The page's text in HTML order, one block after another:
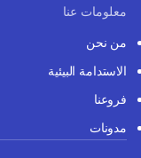
معلومات عنا
من نحن
الاستدامة البيئية
فروعنا
مدونات